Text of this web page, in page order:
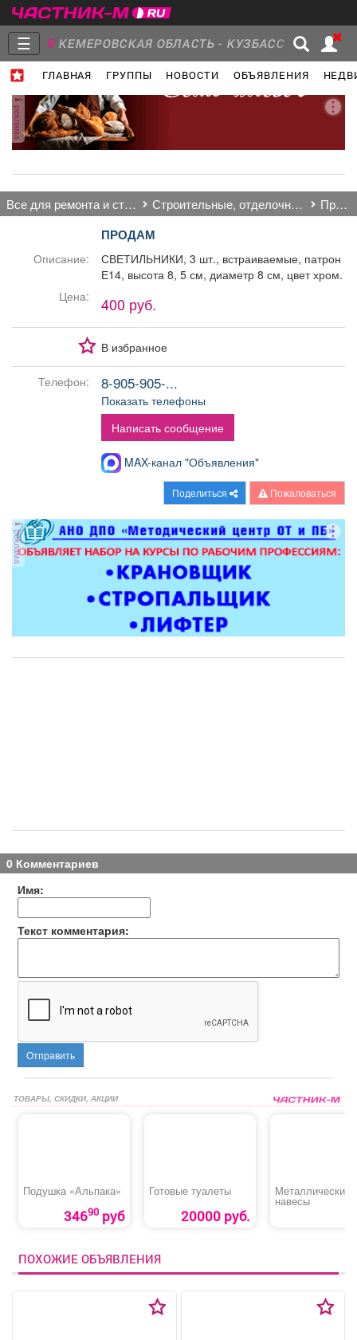
☰ КЕМЕРОВСКАЯ ОБЛАСТЬ - КУЗБАСС
ГЛАВНАЯ ГРУППЫ НОВОСТИ ОБЪЯВЛЕНИЯ
Главная
Группы Новости
Транспорт Компании
Афиша Обучение Проекты
Поздравления
ТВ программа Я - пенсионер
реклама
все для ремонта и строительства строительные, отделочные материалы продам
ПРОДАМ
Описание:
СВЕТИЛЬНИКИ, 3 шт., встраиваемые, патрон
Е14, высота 8, 5 см, диаметр 8 см, цвет хром.
Цена:
400 руб.
В избранное
Телефон: 8-905-905-...
Показать телефоны
Написать сообщение
MAX-канал "Объявления"
Поделиться Пожаловаться
реклама
0 Комментариев
Имя:
Текст комментария:
Отправить
ТОВАРЫ, СКИДКИ, АКЦИИ
Подушка «Альпака»
34690руб
Готовые туалеты
20000 руб.
Металлические
навесы
ПОХОЖИЕ ОБЪЯВЛЕНИЯ